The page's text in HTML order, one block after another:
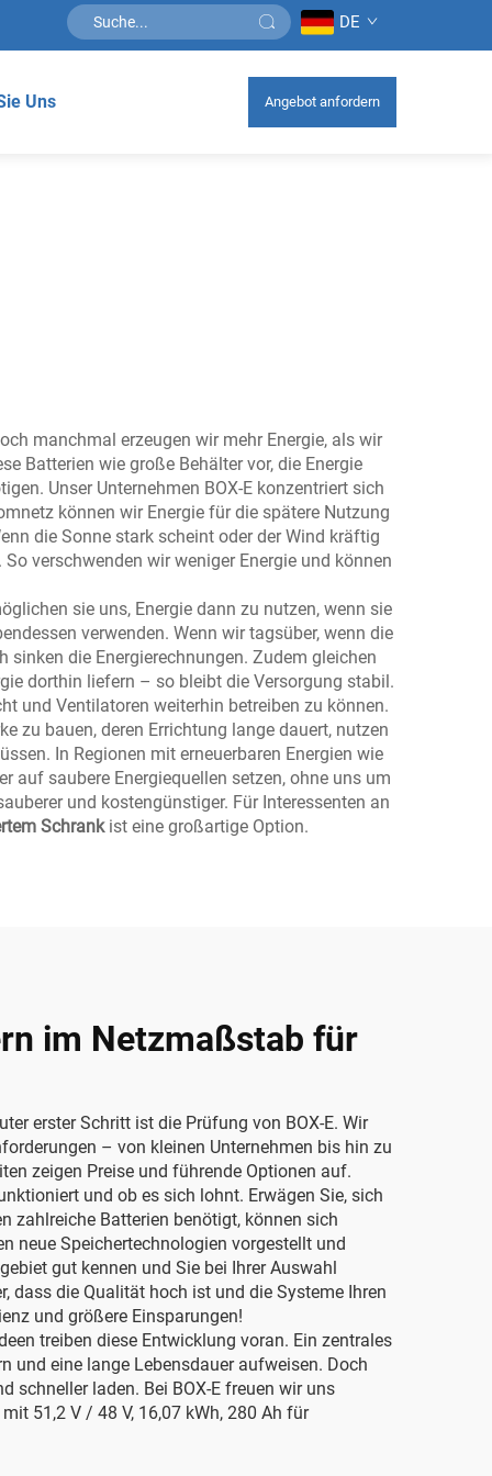
DE
Uns Angebot anfordern
manchmal erzeugen wir mehr Energie, als wir
Batterien wie große Behälter vor, die Energie
Unser Unternehmen BOX-E konzentriert sich
können wir Energie für die spätere Nutzung
die Sonne stark scheint oder der Wind kräftig
verschwenden wir weniger Energie und können
sie uns, Energie dann zu nutzen, wenn sie
verwenden. Wenn wir tagsüber, wenn die
sinken die Energierechnungen. Zudem gleichen
dorthin liefern – so bleibt die Versorgung stabil.
und Ventilatoren weiterhin betreiben zu können.
zu bauen, deren Errichtung lange dauert, nutzen
In Regionen mit erneuerbaren Energien wie
auf saubere Energiequellen setzen, ohne uns um
und kostengünstiger. Für Interessenten an
Schrank ist eine großartige Option.
im Netzmaßstab für
erster Schritt ist die Prüfung von BOX-E. Wir
– von kleinen Unternehmen bis hin zu
zeigen Preise und führende Optionen auf.
und ob es sich lohnt. Erwägen Sie, sich
zahlreiche Batterien benötigt, können sich
neue Speichertechnologien vorgestellt und
gut kennen und Sie bei Ihrer Auswahl
dass die Qualität hoch ist und die Systeme Ihren
und größere Einsparungen!
treiben diese Entwicklung voran. Ein zentrales
und eine lange Lebensdauer aufweisen. Doch
schneller laden. Bei BOX-E freuen wir uns
51,2 V / 48 V, 16,07 kWh, 280 Ah für